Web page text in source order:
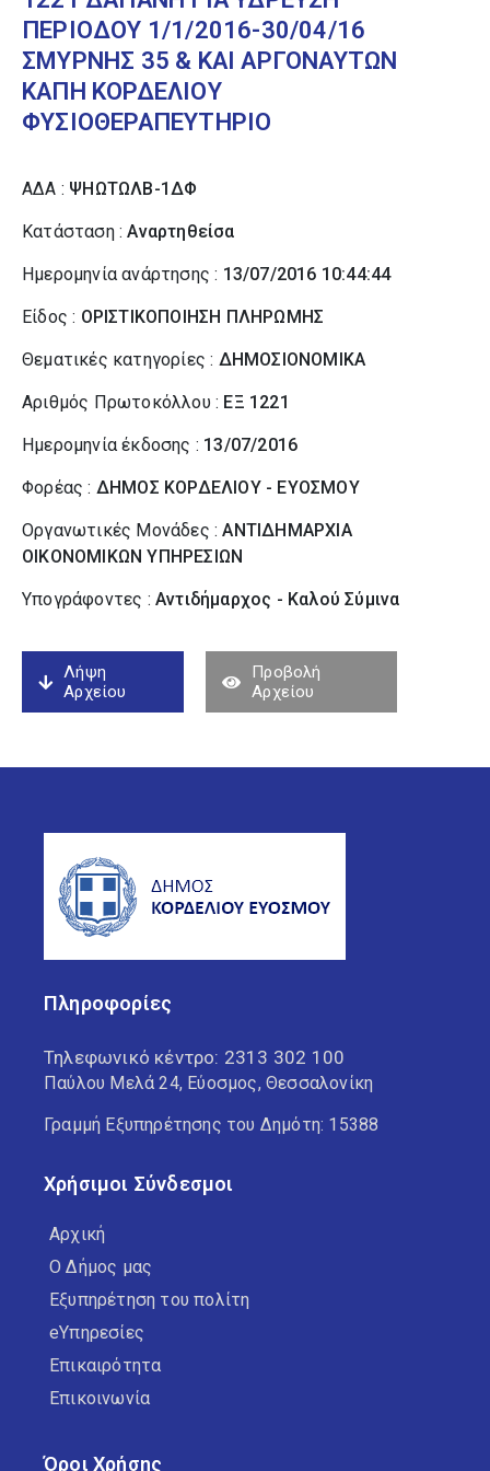
ΠΕΡΙΟΔΟΥ 1/1/2016-30/04/16
ΣΜΥΡΝΗΣ 35 & ΚΑΙ ΑΡΓΟΝΑΥΤΩΝ
ΚΑΠΗ ΚΟΡΔΕΛΙΟΥ
ΦΥΣΙΟΘΕΡΑΠΕΥΤΗΡΙΟ
ΑΔΑ : ΨΗΩΤΩΛΒ-1ΔΦ
Κατάσταση :Αναρτηθείσα
Ημερομηνία ανάρτησης : 13/07/2016 10:44:44
Είδος : ΟΡΙΣΤΙΚΟΠΟΙΗΣΗ ΠΛΗΡΩΜΗΣ
Θεματικές κατηγορίες : ΔΗΜΟΣΙΟΝΟΜΙΚΑ
Αριθμός Πρωτοκόλλου : ΕΞ 1221
Ημερομηνία έκδοσης : 13/07/2016
Φορέας : ΔΗΜΟΣ ΚΟΡΔΕΛΙΟΥ - ΕΥΟΣΜΟΥ
Οργανωτικές Μονάδες :ΑΝΤΙΔΗΜΑΡΧΙΑ
ΟΙΚΟΝΟΜΙΚΩΝ ΥΠΗΡΕΣΙΩΝ
Υπογράφοντες : Αντιδήμαρχος - Καλού Σύµινα
Λήψη
Αρχείου
Προβολή
Αρχείου
Πληροφορίες
Τηλεφωνικό κέντρο: 2313 302 100
Παύλου Μελά 24, Εύοσμος, Θεσσαλονίκη
Γραμμή Εξυπηρέτησης του Δημότη: 15388
Χρήσιμοι Σύνδεσμοι
Αρχική
Ο Δήμος μας
Εξυπηρέτηση του πολίτη
eΥπηρεσίες
Επικαιρότητα
Επικοινωνία
Όροι Χρήσης